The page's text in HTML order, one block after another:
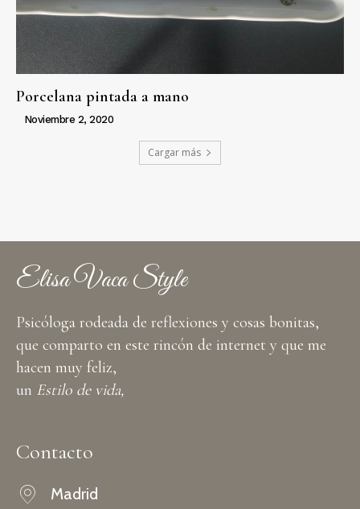
Porcelana pintada a mano
Noviembre 2, 2020
Cargar más
Elisa Vaca Style
Psicóloga rodeada de reflexiones y cosas bonitas,
que comparto en este rincón de internet y que me
hacen muy feliz,
un Estilo de vida,
Contacto
Madrid